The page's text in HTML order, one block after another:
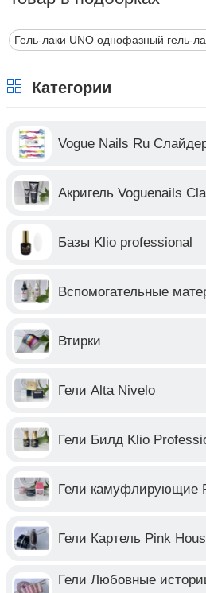
Гель-лаки UNO однофазный гель-
Категории
Vogue Nails Ru
Акригель Voguenails
Базы Klio professional
Вспомогательные
Втирки
Гели Alta Nivelo
Гели Билд Klio
Гели камуфлирующие
Гели Картель Pink
Гели Любовные